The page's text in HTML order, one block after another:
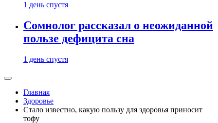
1 день спустя
Сомнолог рассказал о неожиданной
пользе дефицита сна
1 день спустя
Главная
Здоровье
Стало известно, какую пользу для здоровья приносит
тофу